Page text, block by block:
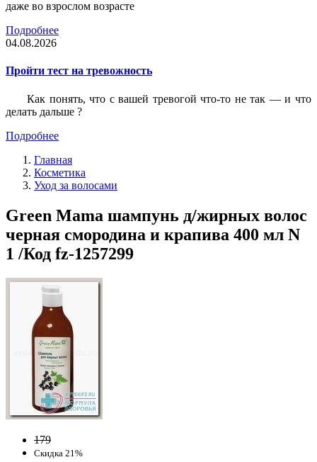
даже во взрослом возрасте
Подробнее
04.08.2026
Пройти тест на тревожность
Как понять, что с вашей тревогой что-то не так — и что
делать дальше ?
Подробнее
Главная
Косметика
Уход за волосами
Green Mama шампунь д/жирных волос
черная смородина и крапива 400 мл N
1 /Код fz-1257299
179
Скидка 21%